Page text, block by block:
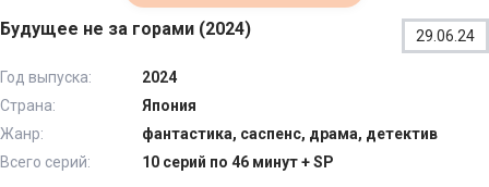
Будущее не за горами (2024) 29.06.24
Год выпуска:
2024
Страна:
Япония
Жанр:
фантастика, саспенс, драма, детектив
Всего серий:
10 серий по 46 минут + SP